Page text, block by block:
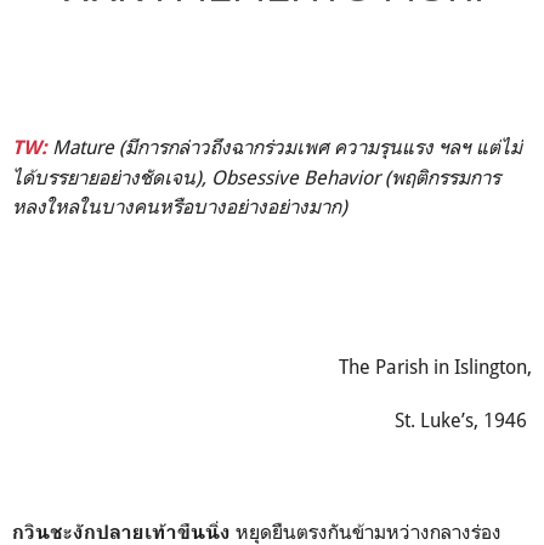
TW: Mature (มีการกล่าวถึงฉากร่วมเพศ ความรุนแรง ฯลฯ แต่ไม่
ได้บรรยายอย่างชัดเจน), Obsessive Behavior (พฤติกรรมการ
หลงใหลในบางคนหรือบางอย่างอย่างมาก)
The Parish in Islington,
St. Luke’s, 1946
กวินชะงักปลายเท้าขืนนิ่ง หยุดยืนตรงกันข้ามหว่างกลางร่อง